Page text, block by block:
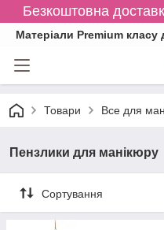
Безкоштовна
Матеріали Premium класу
Товари Все для
Пензлики для манікюру
Сортування